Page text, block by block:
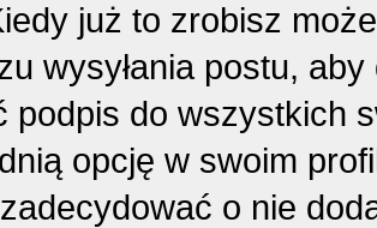
już to zrobisz
wysyłania postu,
podpis do wszystkich
opcję w swoim
o nie